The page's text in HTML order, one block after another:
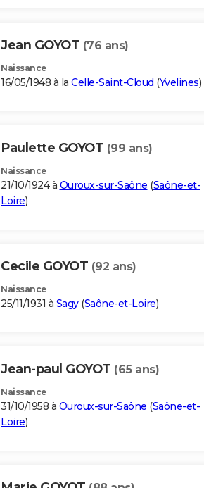
Jean GOYOT (76 ans)
Naissance
16/05/1948 à la Celle-Saint-Cloud (Yvelines)
Paulette GOYOT (99 ans)
Naissance
21/10/1924 à Ouroux-sur-Saône (Saône-et-
Loire)
Cecile GOYOT (92 ans)
Naissance
25/11/1931 à Sagy(Saône-et-Loire)
Jean-paul GOYOT (65 ans)
Naissance
31/10/1958 à Ouroux-sur-Saône (Saône-et-
Loire)